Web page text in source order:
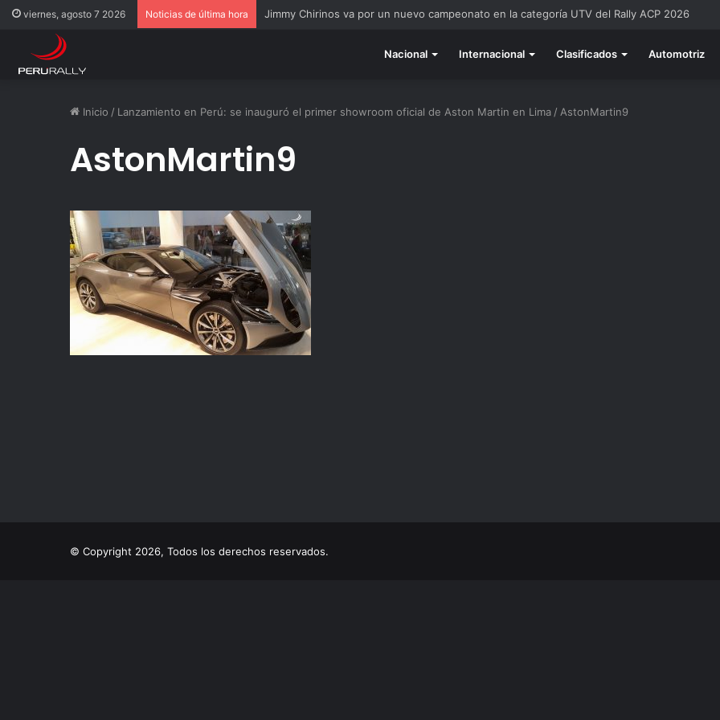
viernes, agosto 7 2026 Noticias de última hora Jimmy Chirinos va por un nuevo campeonato en la categoría UTV del Rally ACP 2026
Nacional Internacional Clasificados Automotriz
Inicio / Lanzamiento en Perú: se inauguró el primer showroom oficial de Aston Martin en Lima / AstonMartin9
AstonMartin9
© Copyright 2026, Todos los derechos reservados.